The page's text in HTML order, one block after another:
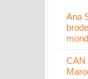
Ana
CAN